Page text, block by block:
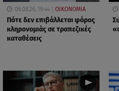
06.08.26, 19:44 ΟΙΚΟΝΟΜΙΑ
Πότε δεν επιβάλλεται φόρος
κληρονομιάς σε τραπεζικές
καταθέσεις